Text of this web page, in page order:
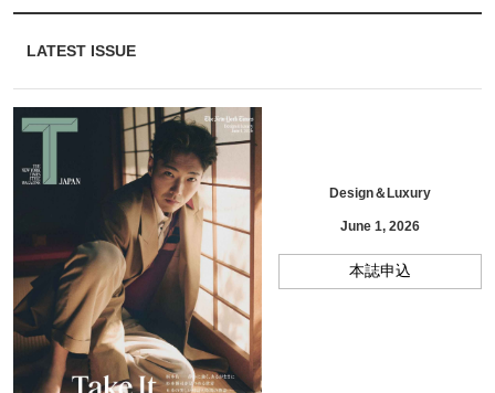
LATEST ISSUE
Design＆Luxury
June 1, 2026
本誌申込